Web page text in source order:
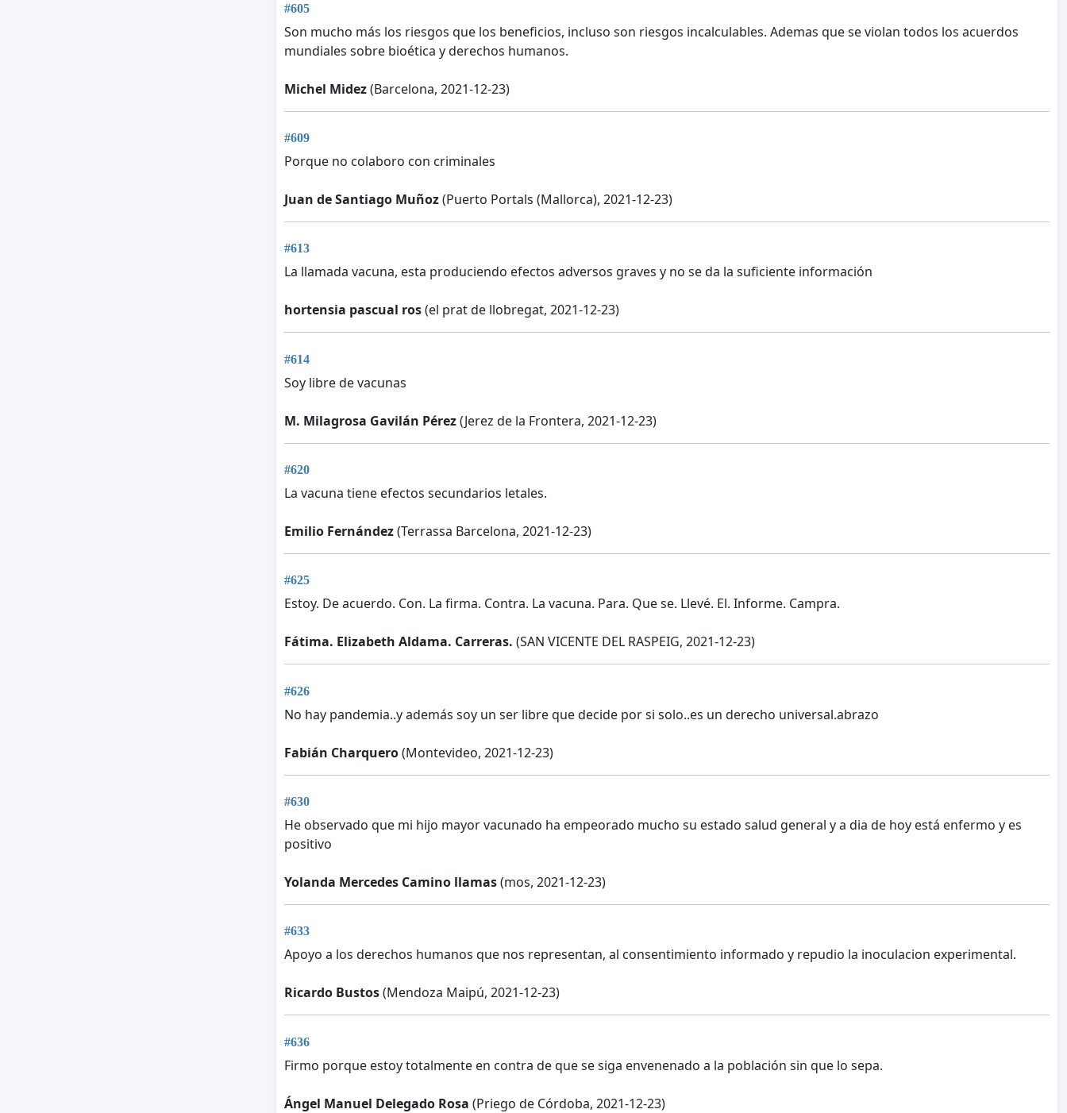
#605
Son mucho más los riesgos que los beneficios, incluso son riesgos incalculables. Ademas que se violan todos los acuerdos
mundiales sobre bioética y derechos humanos.
Michel Midez(Barcelona, 2021-12-23)
#609
Porque no colaboro con criminales
Juan de Santiago Muñoz(Puerto Portals (Mallorca), 2021-12-23)
#613
La llamada vacuna, esta produciendo efectos adversos graves y no se da la suficiente información
hortensia pascual ros(el prat de llobregat, 2021-12-23)
#614
Soy libre de vacunas
M. Milagrosa Gavilán Pérez(Jerez de la Frontera, 2021-12-23)
#620
La vacuna tiene efectos secundarios letales.
Emilio Fernández(Terrassa Barcelona, 2021-12-23)
#625
Estoy. De acuerdo. Con. La firma. Contra. La vacuna. Para. Que se. Llevé. El. Informe. Campra.
Fátima. Elizabeth Aldama. Carreras. (SAN VICENTE DEL RASPEIG, 2021-12-23)
#626
No hay pandemia..y además soy un ser libre que decide por si solo..es un derecho universal.abrazo
Fabián Charquero(Montevideo, 2021-12-23)
#630
He observado que mi hijo mayor vacunado ha empeorado mucho su estado salud general y a dia de hoy está enfermo y es
positivo
Yolanda Mercedes Camino llamas(mos, 2021-12-23)
#633
Apoyo a los derechos humanos que nos representan, al consentimiento informado y repudio la inoculacion experimental.
Ricardo Bustos(Mendoza Maipú, 2021-12-23)
#636
Firmo porque estoy totalmente en contra de que se siga envenenado a la población sin que lo sepa.
Ángel Manuel Delegado Rosa (Priego de Córdoba, 2021-12-23)